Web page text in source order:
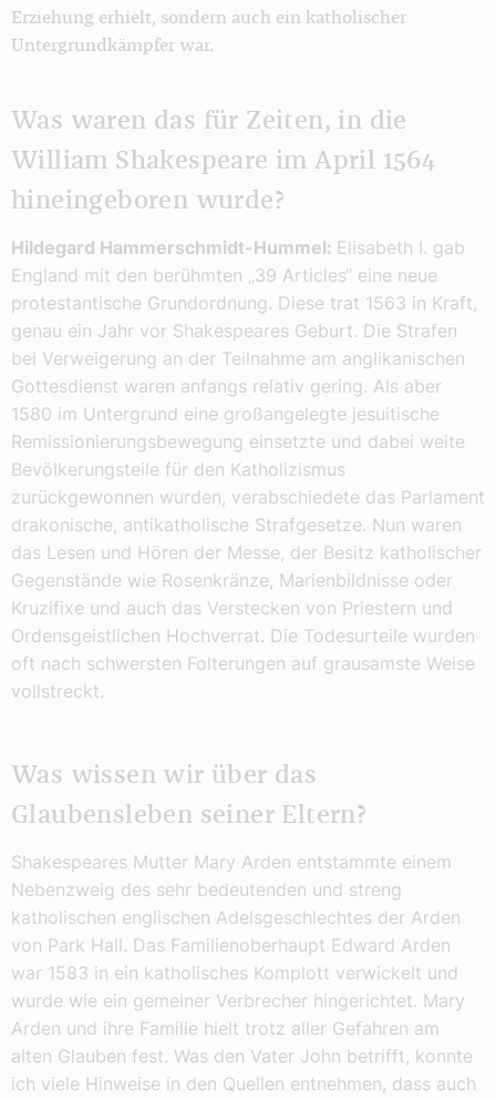
Erziehung erhielt, sondern auch ein katholischer
Untergrundkämpfer war.
Was waren das für Zeiten, in die
William Shakespeare im April 1564
hineingeboren wurde?
Hildegard Hammerschmidt-Hummel: Elisabeth I. gab
England mit den berühmten „39 Articles“ eine neue
protestantische Grundordnung. Diese trat 1563 in Kraft,
genau ein Jahr vor Shakespeares Geburt. Die Strafen
bei Verweigerung an der Teilnahme am anglikanischen
Gottesdienst waren anfangs relativ gering. Als aber
1580 im Untergrund eine großangelegte jesuitische
Remissionierungsbewegung einsetzte und dabei weite
Bevölkerungsteile für den Katholizismus
zurückgewonnen wurden, verabschiedete das Parlament
drakonische, antikatholische Strafgesetze. Nun waren
das Lesen und Hören der Messe, der Besitz katholischer
Gegenstände wie Rosenkränze, Marienbildnisse oder
Kruzifixe und auch das Verstecken von Priestern und
Ordensgeistlichen Hochverrat. Die Todesurteile wurden
oft nach schwersten Folterungen auf grausamste Weise
vollstreckt.
Was wissen wir über das
Glaubensleben seiner Eltern?
Shakespeares Mutter Mary Arden entstammte einem
Nebenzweig des sehr bedeutenden und streng
katholischen englischen Adelsgeschlechtes der Arden
von Park Hall. Das Familienoberhaupt Edward Arden
war 1583 in ein katholisches Komplott verwickelt und
wurde wie ein gemeiner Verbrecher hingerichtet. Mary
Arden und ihre Familie hielt trotz aller Gefahren am
alten Glauben fest. Was den Vater John betrifft, konnte
ich viele Hinweise in den Quellen entnehmen, dass auch